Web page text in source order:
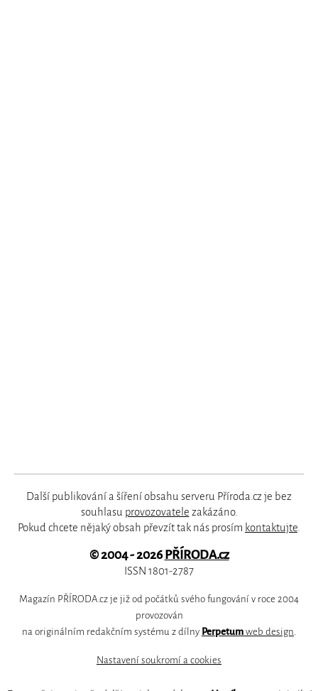
Další publikování a šíření obsahu serveru Příroda.cz je bez
souhlasu provozovatele zakázáno.
Pokud chcete nějaký obsah převzít tak nás prosím kontaktujte.
© 2004 - 2026PŘÍRODA.cz
ISSN 1801-2787
Magazín PŘÍRODA.cz je již od počátků svého fungování v roce 2004
provozován
na originálním redakčním systému z dílny Perpetum web design
Nastavení soukromí a cookies